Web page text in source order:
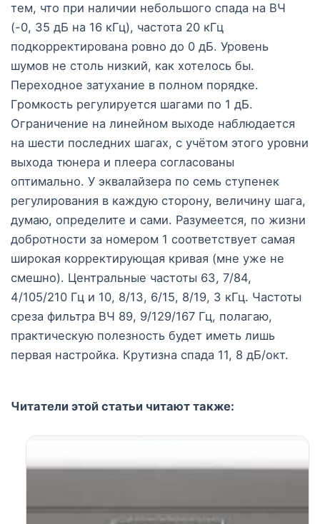
тем, что при наличии небольшого спада на ВЧ
(-0, 35 дБ на 16 кГц), частота 20 кГц
подкорректирована ровно до 0 дБ. Уровень
шумов не столь низкий, как хотелось бы.
Переходное затухание в полном порядке.
Громкость регулируется шагами по 1 дБ.
Ограничение на линейном выходе наблюдается
на шести последних шагах, с учётом этого уровни
выхода тюнера и плеера согласованы
оптимально. У эквалайзера по семь ступенек
регулирования в каждую сторону, величину шага,
думаю, определите и сами. Разумеется, по жизни
добротности за номером 1 соответствует самая
широкая корректирующая кривая (мне уже не
смешно). Центральные частоты 63, 7/84,
4/105/210 Гц и 10, 8/13, 6/15, 8/19, 3 кГц. Частоты
среза фильтра ВЧ 89, 9/129/167 Гц, полагаю,
практическую полезность будет иметь лишь
первая настройка. Крутизна спада 11, 8 дБ/окт.
Читатели этой статьи читают также: